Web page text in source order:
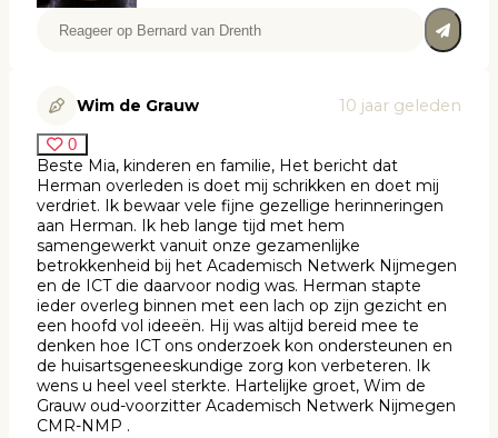
Wim de Grauw 10 jaar geleden
0
Beste Mia, kinderen en familie, Het bericht dat
Herman overleden is doet mij schrikken en doet mij
verdriet. Ik bewaar vele fijne gezellige herinneringen
aan Herman. Ik heb lange tijd met hem
samengewerkt vanuit onze gezamenlijke
betrokkenheid bij het Academisch Netwerk Nijmegen
en de ICT die daarvoor nodig was. Herman stapte
ieder overleg binnen met een lach op zijn gezicht en
een hoofd vol ideeën. Hij was altijd bereid mee te
denken hoe ICT ons onderzoek kon ondersteunen en
de huisartsgeneeskundige zorg kon verbeteren. Ik
wens u heel veel sterkte. Hartelijke groet, Wim de
Grauw oud-voorzitter Academisch Netwerk Nijmegen
CMR-NMP .